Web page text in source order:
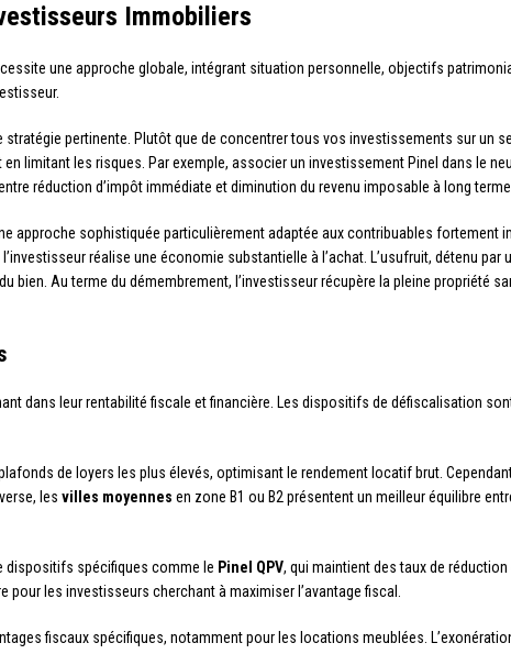
Immobiliers
une approche globale, intégrant situation personnelle, objectifs
stratégie pertinente. Plutôt que de concentrer tous vos investissements sur un
limitant les risques. Par exemple, associer un investissement Pinel dans le
réduction d’impôt immédiate et diminution du revenu imposable à long terme.
approche sophistiquée particulièrement adaptée aux contribuables fortement
l’investisseur réalise une économie substantielle à l’achat. L’usufruit, détenu
bien. Au terme du démembrement, l’investisseur récupère la pleine propriété
dans leur rentabilité fiscale et financière. Les dispositifs de défiscalisation
de loyers les plus élevés, optimisant le rendement locatif brut.
les villes moyennes en zone B1 ou B2 présentent un meilleur équilibre
dispositifs spécifiques comme le Pinel QPV, qui maintient des taux de
les investisseurs cherchant à maximiser l’avantage fiscal.
fiscaux spécifiques, notamment pour les locations meublées.